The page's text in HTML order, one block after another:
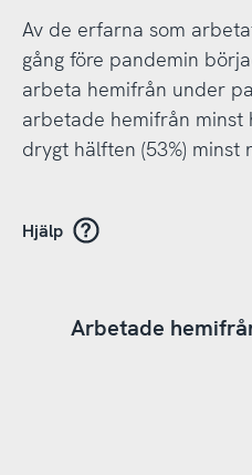
Av de erfarna som
gång före pandemin
arbeta hemifrån under
arbetade hemifrån minst
drygt hälften (53%) minst
Hjälp
Arbetade